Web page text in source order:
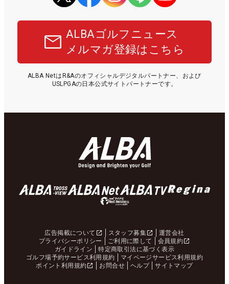
ALBAゴルフニュース
メルマガ登録はこちら
ALBA NetはR&Aのオフィシャルデジタルパートナー、および
USLPGAの日本公式サイトパートナーです。
広告掲載について スタッフ募集
運営会社
プライバシーポリシー
ご利用に際して
会員規約
ガイドライン
特定商取引法に基づく表示
ゴルフ場予約サービス利用規約
マイページサービス利用規約
ポイント利用規約
お問合せ ヘルプ サイトマップ